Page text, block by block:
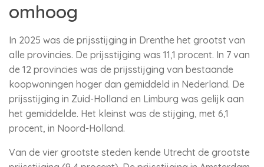
omhoog
In 2025 was de prijsstijging in Drenthe het grootst van
alle provincies. De prijsstijging was 11,1 procent. In 7 van
de 12 provincies was de prijsstijging van bestaande
koopwoningen hoger dan gemiddeld in Nederland. De
prijsstijging in Zuid-Holland en Limburg was gelijk aan
het gemiddelde. Het kleinst was de stijging, met 6,1
procent, in Noord-Holland.
Van de vier grootste steden kende Utrecht de grootste